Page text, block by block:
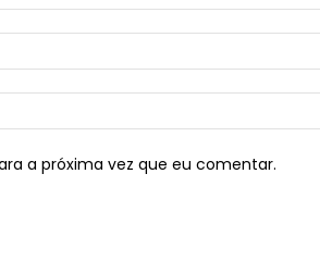
a próxima vez que eu comentar.